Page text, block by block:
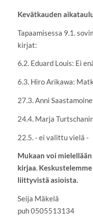
Kevätkauden
Tapaamisessa 9.1.
kirjat:
6.2. Eduard Louis: Ei
6.3. Hiro Arikawa:
27.3. Anni
24.4. Marja
22.5. - ei valittu vielä -
Mukaan voi
kirjaa.
liittyvistä asioista.
Seija Mäkelä
puh 0505513134